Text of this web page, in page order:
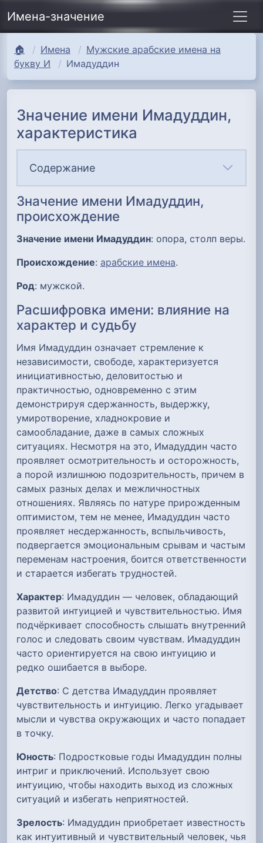
Имена-значение
🏠 Имена
Мужские арабские имена на
букву И
Имадуддин
Значение имени Имадуддин,
характеристика
Содержание
Значение имени Имадуддин,
происхождение
Значение имени Имадуддин: опора, столп веры.
Происхождение: арабские имена.
Род: мужской.
Расшифровка имени: влияние на
характер и судьбу
Имя Имадуддин означает стремление к
независимости, свободе, характеризуется
инициативностью, деловитостью и
практичностью, одновременно с этим
демонстрируя сдержанность, выдержку,
умиротворение, хладнокровие и
самообладание, даже в самых сложных
ситуациях. Несмотря на это, Имадуддин часто
проявляет осмотрительность и осторожность,
а порой излишнюю подозрительность, причем в
самых разных делах и межличностных
отношениях. Являясь по натуре прирожденным
оптимистом, тем не менее, Имадуддин часто
проявляет несдержанность, вспыльчивость,
подвергается эмоциональным срывам и частым
переменам настроения, боится ответственности
и старается избегать трудностей.
Характер: Имадуддин — человек, обладающий
развитой интуицией и чувствительностью. Имя
подчёркивает способность слышать внутренний
голос и следовать своим чувствам. Имадуддин
часто ориентируется на свою интуицию и
редко ошибается в выборе.
Детство: С детства Имадуддин проявляет
чувствительность и интуицию. Легко угадывает
мысли и чувства окружающих и часто попадает
в точку.
Юность: Подростковые годы Имадуддин полны
интриг и приключений. Использует свою
интуицию, чтобы находить выход из сложных
ситуаций и избегать неприятностей.
Зрелость: Имадуддин приобретает известность
как интуитивный и чувствительный человек, чья